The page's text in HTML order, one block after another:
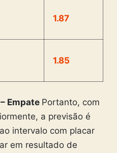
1.87
1.85
Empate Portanto, com
a previsão é
intervalo com placar
em resultado de